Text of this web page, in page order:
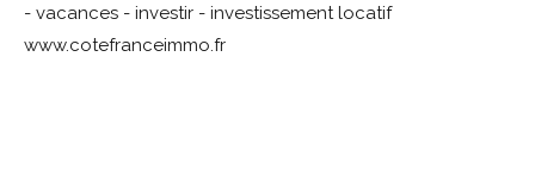
- vacances - investir - investissement locatif
www.cotefranceimmo.fr